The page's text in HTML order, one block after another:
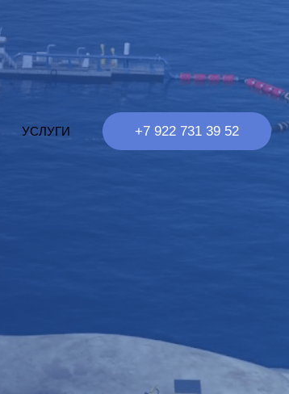
УСЛУГИ +7 922 731 39 52